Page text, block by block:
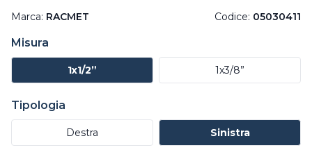
Marca: RACMET Codice: 05030411
Misura
1x1/2” 1x3/8”
Tipologia
Destra Sinistra